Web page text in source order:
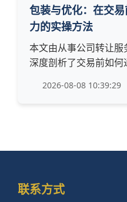
包装与优化：在交
力的实操方法
本文由从事公司转让服
深度剖析了交易前如
2026-08-08 10:39:29
联系方式